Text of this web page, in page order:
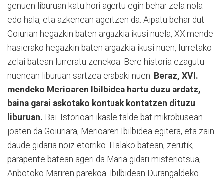
genuen liburuan katu hori agertu egin behar zela nola
edo hala, eta azkenean agertzen da. Aipatu behar dut
Goiurian hegazkin baten argazkia ikusi nuela, XX.mende
hasierako hegazkin baten argazkia ikusi nuen, Iurretako
zelai batean lurreratu zenekoa. Bere historia ezagutu
nuenean liburuan sartzea erabaki nuen. Beraz, XVI.
mendeko Merioaren Ibilbidea hartu duzu ardatz,
baina garai askotako kontuak kontatzen dituzu
liburuan. Bai. Istorioan ikasle talde bat mikrobusean
joaten da Goiuriara, Merioaren Ibilbidea egitera, eta zain
daude gidaria noiz etorriko. Halako batean, zerutik,
parapente batean ageri da Maria gidari misteriotsua;
Anbotoko Mariren parekoa. Ibilbidean Durangaldeko